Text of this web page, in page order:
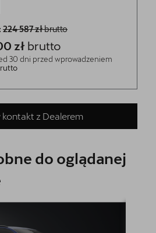
224 587 złbrutto
zł brutto
30 dni przed wprowadzeniem
z Dealerem
do oglądanej